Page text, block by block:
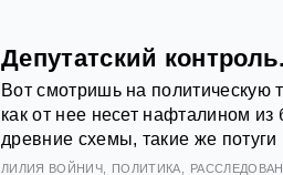
Депутатский
Вот смотришь на
как от нее несет нафталином
древние схемы, такие же
ЛИЛИЯ ВОЙНИЧ ПОЛИТИКА